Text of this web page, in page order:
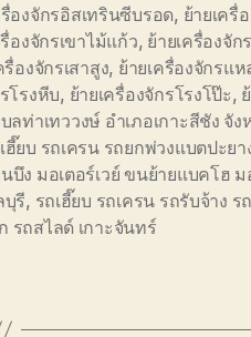
รื่องจักรอิสเทรินซีบรอด, ย้ายเครื่
องจักรเขาไม้แก้ว, ย้ายเครื่องจัก
รื่องจักรเสาสูง, ย้ายเครื่องจักรแ
โรงหีบ, ย้ายเครื่องจักรโรงโป๊ะ,
ลท่าเทววงษ์ อำเภอเกาะสีชัง จั
ฮี๊ยบ รถเครน รถยกพ่วงแบตปะย
ง มอเตอร์เวย์ ขนย้ายแบคโฮ
บุรี, รถเฮี๊ยบ รถเครน รถรับจ้าง
ถสไลด์ เกาะจันทร์